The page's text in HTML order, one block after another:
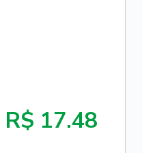
R$ 17.48